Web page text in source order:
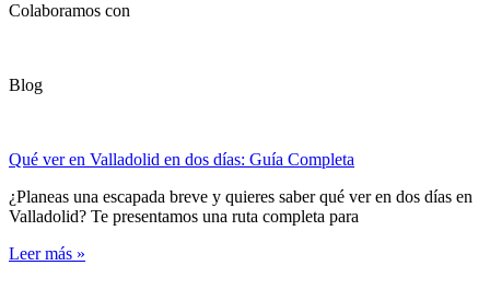
Colaboramos con
Blog
Qué ver en Valladolid en dos días: Guía Completa
¿Planeas una escapada breve y quieres saber qué ver en dos días en
Valladolid? Te presentamos una ruta completa para
Leer más »